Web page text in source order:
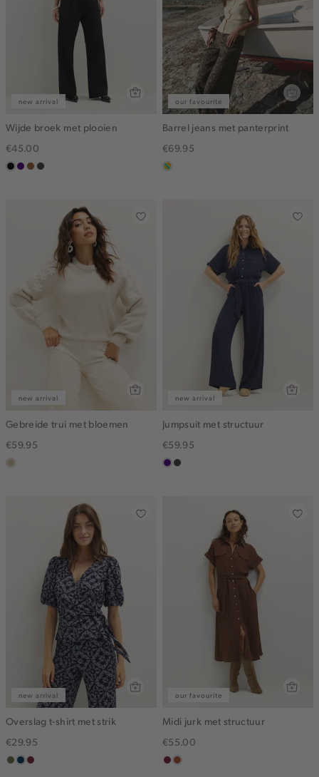
new arrival
Wijde broek met plooien
€45.00
zwart
indigo
deepmocca
choco
our favourite
Barrel jeans met panterprint
€69.95
meerkleurig
new arrival
Gebreide trui met bloemen
€59.95
lichtzand
new arrival
Jumpsuit met structuur
€59.95
indigochoco
new arrival
Overslag t-shirt met strik
€29.95
groen,
donkerblauw
brique
our favourite
Midi jurk met structuur
€55.00
bordeaux
bruin